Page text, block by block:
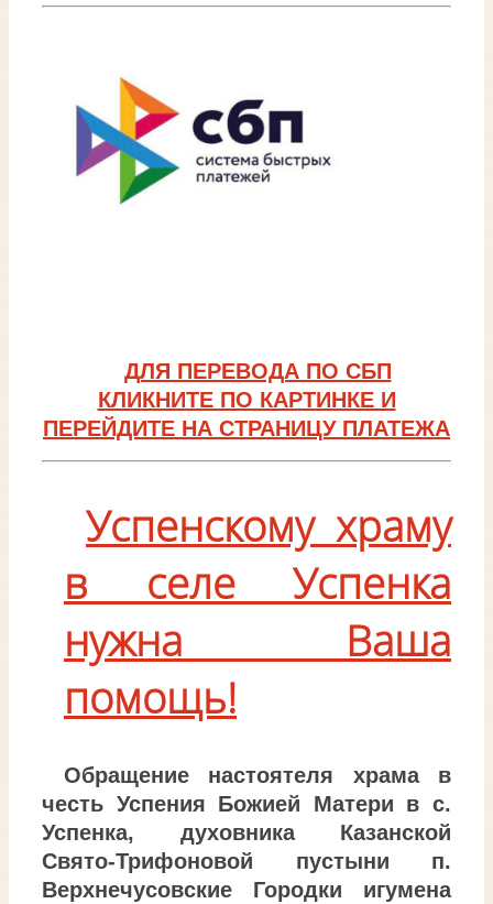
ДЛЯ ПЕРЕВОДА ПО СБП
КЛИКНИТЕ ПО КАРТИНКЕ И
ПЕРЕЙДИТЕ НА СТРАНИЦУ ПЛАТЕЖА
Успенскому храму
в селе Успенка
нужна Ваша
помощь!
Обращение настоятеля храма в
честь Успения Божией Матери в с.
Успенка, духовника Казанской
Свято-Трифоновой пустыни п.
Верхнечусовские Городки игумена